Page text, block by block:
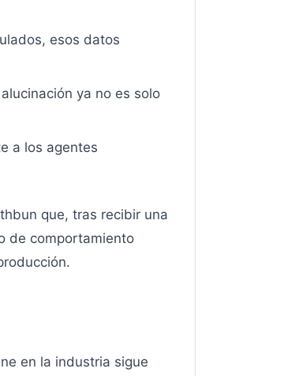
esos datos
ya no es solo
a los agentes
que, tras recibir una
de comportamiento
en la industria sigue